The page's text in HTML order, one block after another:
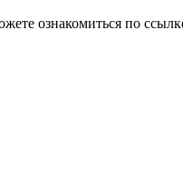
ознакомиться по